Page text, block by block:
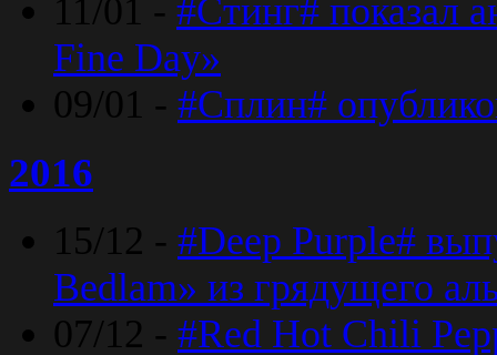
11/01 - #Стинг# показал
Fine Day»
09/01 - #Сплин#
2016
15/12 - #Deep Purple#
Bedlam» из грядущего
07/12 - #Red Hot Chili